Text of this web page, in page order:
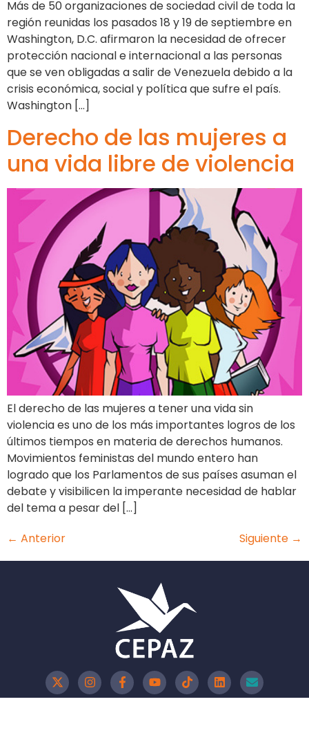
Más de 50 organizaciones de sociedad civil de toda la
región reunidas los pasados 18 y 19 de septiembre en
Washington, D.C. afirmaron la necesidad de ofrecer
protección nacional e internacional a las personas
que se ven obligadas a salir de Venezuela debido a la
crisis económica, social y política que sufre el país.
Washington […]
Derecho de las mujeres a
una vida libre de violencia
El derecho de las mujeres a tener una vida sin
violencia es uno de los más importantes logros de los
últimos tiempos en materia de derechos humanos.
Movimientos feministas del mundo entero han
logrado que los Parlamentos de sus países asuman el
debate y visibilicen la imperante necesidad de hablar
del tema a pesar del […]
← Anterior Siguiente →